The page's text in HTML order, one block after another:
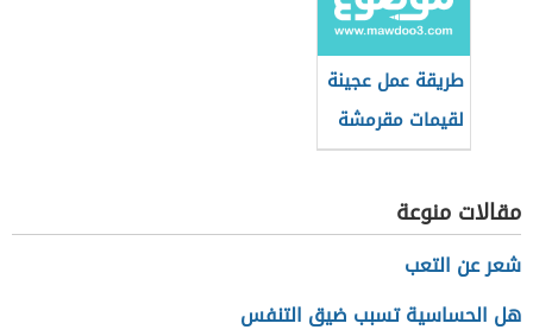
طريقة عمل عجينة
لقيمات مقرمشة
مقالات منوعة
شعر عن التعب
هل الحساسية تسبب ضيق التنفس